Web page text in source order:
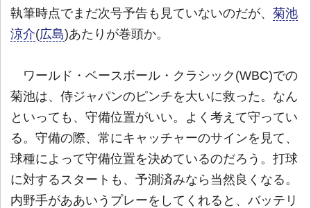
執筆時点でまだ次号予告も見ていないのだが、 菊池
涼介(広島)あたりが巻頭か。
ワールド・ベースボール・クラシック(WBC)での
菊池は、侍ジャパンのピンチを大いに救った。なん
といっても、守備位置がいい。よく考えて守ってい
る。守備の際、常にキャッチャーのサインを見て、
球種によって守備位置を決めているのだろう。打球
に対するスタートも、予測済みなら当然良くなる。
内野手がああいうプレーをしてくれると、バッテリ